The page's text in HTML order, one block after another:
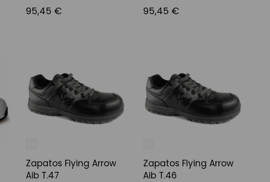
95,45 € 95,45 €
Zapatos Flying Arrow
Aib T.47
Zapatos Flying Arrow
Aib T.46